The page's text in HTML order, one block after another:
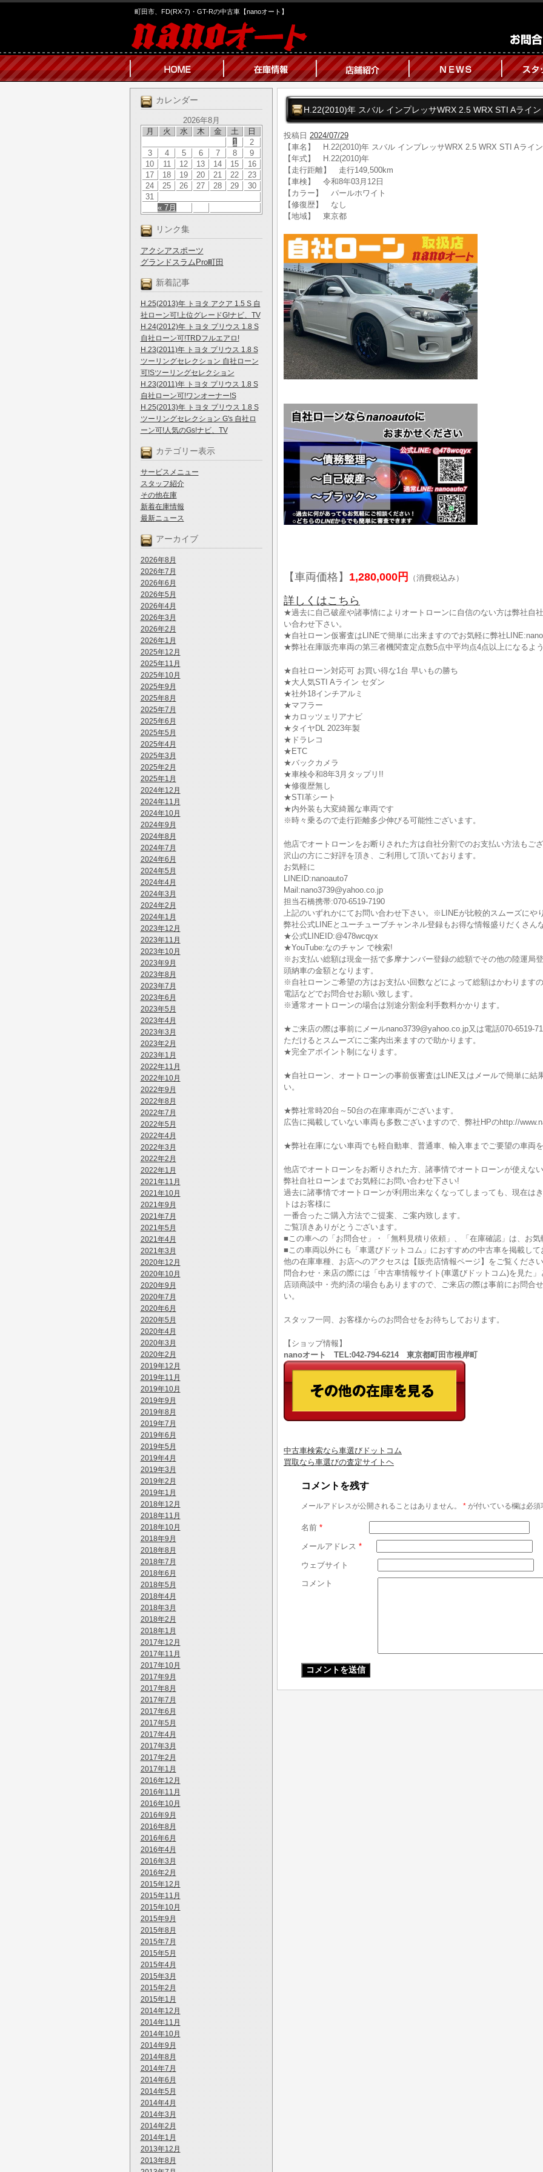
町田市、FD(RX-7)・GT-Rの中古車【nanoオート】
カレンダー
2026年8月
月
火 水 木 金 土 日
« 7月
1
2
3
4 5 6 7 8
9
10
11 12 13 14 15
16
17
18 19 20 21 22
23
24
25 26 27 28 29
30
31
リンク集
アクシアスポーツ
グランドスラムPro町田
新着記事
H.25(2013)年 トヨタ アクア 1.5 S 自
社ローン可!上位グレードG!ナビ、TV
H.24(2012)年 トヨタ プリウス 1.8 S
自社ローン可!TRDフルエアロ!
H.23(2011)年 トヨタ プリウス 1.8 S
ツーリングセレクション 自社ローン
可!Sツーリングセレクション
H.23(2011)年 トヨタ プリウス 1.8 S
自社ローン可!ワンオーナー!S
H.25(2013)年 トヨタ プリウス 1.8 S
ツーリングセレクション G's 自社ロ
ーン可!人気のGs!ナビ、TV
カテゴリー表示
サービスメニュー
スタッフ紹介
その他在庫
新着在庫情報
最新ニュース
アーカイブ
2026年8月
2026年7月
2026年6月
2026年5月
2026年4月
2026年3月
2026年2月
2026年1月
2025年12月
2025年11月
2025年10月
2025年9月
2025年8月
2025年7月
2025年6月
2025年5月
2025年4月
2025年3月
2025年2月
2025年1月
2024年12月
2024年11月
2024年10月
2024年9月
2024年8月
2024年7月
2024年6月
2024年5月
2024年4月
2024年3月
2024年2月
2024年1月
2023年12月
2023年11月
2023年10月
2023年9月
2023年8月
2023年7月
2023年6月
2023年5月
2023年4月
2023年3月
2023年2月
2023年1月
2022年11月
2022年10月
2022年9月
2022年8月
2022年7月
2022年5月
2022年4月
2022年3月
2022年2月
2022年1月
2021年11月
2021年10月
2021年9月
2021年7月
2021年5月
2021年4月
2021年3月
2020年12月
2020年10月
2020年9月
2020年7月
2020年6月
2020年5月
2020年4月
2020年3月
2020年2月
2019年12月
2019年11月
2019年10月
2019年9月
2019年8月
2019年7月
2019年6月
2019年5月
2019年4月
2019年3月
2019年2月
2019年1月
2018年12月
2018年11月
2018年10月
2018年9月
2018年8月
2018年7月
2018年6月
2018年5月
2018年4月
2018年3月
2018年2月
2018年1月
2017年12月
2017年11月
2017年10月
2017年9月
2017年8月
2017年7月
2017年6月
2017年5月
2017年4月
2017年3月
2017年2月
2017年1月
2016年12月
2016年11月
2016年10月
2016年9月
2016年8月
2016年6月
2016年4月
2016年3月
2016年2月
2015年12月
2015年11月
2015年10月
2015年9月
2015年8月
2015年7月
2015年5月
2015年4月
2015年3月
2015年2月
2015年1月
2014年12月
2014年11月
2014年10月
2014年9月
2014年8月
2014年7月
2014年6月
2014年5月
2014年4月
2014年3月
2014年2月
2014年1月
2013年12月
2013年8月
H.22(2010)年 スバル インプレッサWRX 2.5 WRX STI Aライ
投稿日 2024/07/29
【車名】 H.22(2010)年 スバル インプレッサWRX 2.5 WRX STI Aライ
【年式】 H.22(2010)年
【走行距離】 走行149,500km
【車検】 令和8年03月12日
【カラー】 パールホワイト
【修復歴】 なし
【地域】 東京都
【車両価格】 1,280,000円 （消費税込み）
詳しくはこちら
★過去に自己破産や諸事情によりオートローンに自信のない方は弊社自
い合わせ下さい。
★自社ローン仮審査はLINEで簡単に出来ますのでお気軽に弊社
★弊社在庫販売車両の第三者機関査定点数5点中平均点4点以上になるよ
★自社ローン対応可 お買い得な1台 早いもの勝ち
★大人気STI Aライン セダン
★社外18インチアルミ
★マフラー
★カロッツェリアナビ
★タイヤDL 2023年製
★ドラレコ
★ETC
★バックカメラ
★車検令和8年3月タップリ!!
★修復歴無し
★STI革シート
★内外装も大変綺麗な車両です
※時々乗るので走行距離多少伸びる可能性ございます。
他店でオートローンをお断りされた方は自社分割でのお支払い方法もご
沢山の方にご好評を頂き、ご利用して頂いております。
お気軽に
LINEID:nanoauto7
Mail:nano3739@yahoo.co.jp
担当石橋携帯:070-6519-7190
上記のいずれかにてお問い合わせ下さい。※LINEが比較的スムーズにや
弊社公式LINEとユーチューブチャンネル登録もお得な情報盛りだくさん
★公式LINEID:@478wcqyx
★YouTube:なのチャン で検索!
※お支払い総額は現金一括で多摩ナンバー登録の総額でその他の陸運局
頭納車の金額となります。
※自社ローンご希望の方はお支払い回数などによって総額はかわります
電話などでお問合せお願い致します。
※通常オートローンの場合は別途分割金利手数料かかります。
★ご来店の際は事前にメールnano3739@yahoo.co.jp又は電話070-6519-
ただけるとスムーズにご案内出来ますので助かります。
★完全アポイント制になります。
★自社ローン、オートローンの事前仮審査はLINE又はメールで簡単に結
い。
★弊社常時20台～50台の在庫車両がございます。
広告に掲載していない車両も多数ございますので、弊社HPのhttp://
★弊社在庫にない車両でも軽自動車、普通車、輸入車までご要望の車両
他店でオートローンをお断りされた方、諸事情でオートローンが使えな
弊社自社ローンまでお気軽にお問い合わせ下さい!
過去に諸事情でオートローンが利用出来なくなってしまっても、現在は
トはお客様に
一番合ったご購入方法でご提案、ご案内致します。
ご覧頂きありがとうございます。
■この車への「お問合せ」・「無料見積り依頼」、「在庫確認」は、お気
■この車両以外にも「車選びドットコム」におすすめの中古車を掲載して
他の在庫車種、お店へのアクセスは【販売店情報ページ】をご覧くださ
問合わせ・来店の際には「中古車情報サイト(車選びドットコム)を見た
店頭商談中・売約済の場合もありますので、ご来店の際は事前にお問合
い。
スタッフ一同、お客様からのお問合せをお待ちしております。
【ショップ情報】
nanoオート TEL:042-794-6214 東京都町田市根岸町
中古車検索なら車選びドットコム
買取なら車選びの査定サイトヘ
コメントを残す
メールアドレスが公開されることはありません。 * が付いている欄は必須
名前 *
メールアドレス *
ウェブサイト
コメント